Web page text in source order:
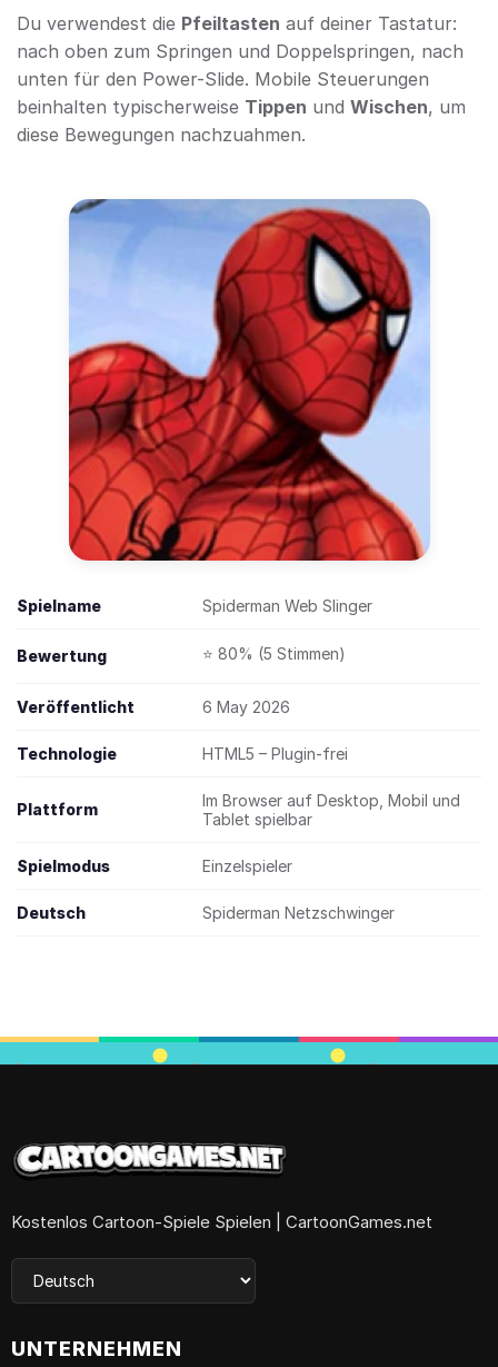
Du verwendest die Pfeiltasten auf deiner Tastatur:
nach oben zum Springen und Doppelspringen, nach
unten für den Power-Slide. Mobile Steuerungen
beinhalten typischerweise Tippen und Wischen, um
diese Bewegungen nachzuahmen.
Spielname Spiderman Web Slinger
Bewertung ⭐ 80% (5 Stimmen)
Veröffentlicht 6 May 2026
Technologie HTML5 – Plugin-frei
Plattform
Im Browser auf Desktop, Mobil und
Tablet spielbar
Spielmodus Einzelspieler
Deutsch Spiderman Netzschwinger
Kostenlos Cartoon-Spiele Spielen | CartoonGames.net
UNTERNEHMEN